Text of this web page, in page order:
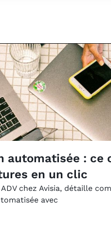
automatisée : ce
en un clic
chez Avisia, détaille
avec